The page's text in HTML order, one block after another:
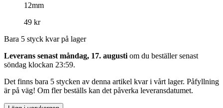
12mm
49 kr
Bara 5 styck kvar på lager
Leverans senast måndag, 17. augusti om du beställer senast
söndag klockan 23:59.
Det finns bara 5 stycken av denna artikel kvar i vårt lager. Påfyllning
är på väg! Om fler beställs kan det påverka leveransdatumet.